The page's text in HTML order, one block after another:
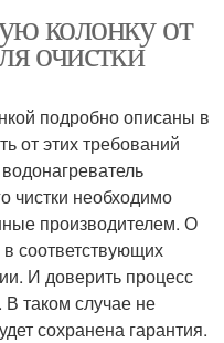
колонку от
очистки
подробно описаны в
от этих требований
чистки необходимо
производителем. О
соответствующих
И доверить процесс
таком случае не
сохранена гарантия.